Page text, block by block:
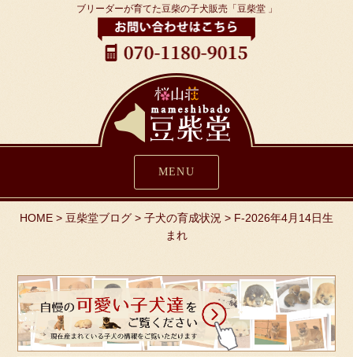
ブリーダーが育てた豆柴の子犬販売「豆柴堂 」
MENU
HOME > 豆柴堂ブログ > 子犬の育成状況 > F-2026年4月14日生
まれ